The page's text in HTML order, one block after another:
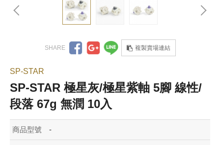
複製賣場連結
SP-STAR
SP-STAR 極星灰/極星紫軸 5腳 線性/
段落 67g 無潤 10入
商品型號 -